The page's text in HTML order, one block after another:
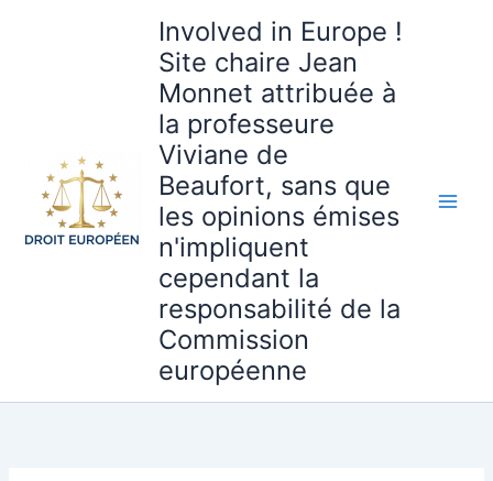
Involved in Europe !
Site chaire Jean
Monnet attribuée à
la professeure
Viviane de
Beaufort, sans que
les opinions émises
n'impliquent
cependant la
responsabilité de la
Commission
européenne